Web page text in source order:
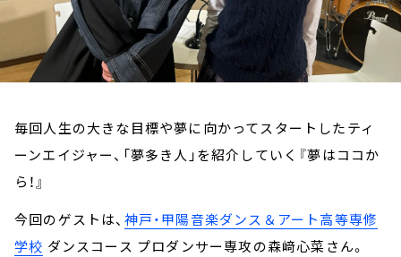
毎回人生の大きな目標や夢に向かってスタートしたティ
ーンエイジャー、「夢多き人」を紹介していく『夢はココか
ら！』
今回のゲストは、 神戸・甲陽音楽ダンス＆アート高等専修
学校 ダンスコース プロダンサー専攻の森﨑心菜さん。